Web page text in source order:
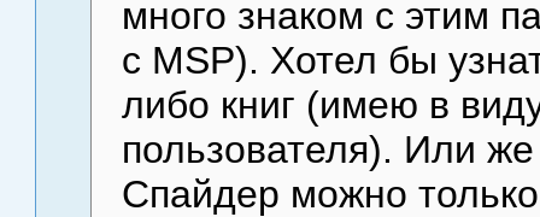
много знаком с этим
с MSP). Хотел бы
либо книг (имею в
пользователя). Или
Спайдер можно